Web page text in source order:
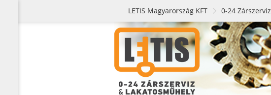
LETIS Magyarország KFT 0-24 Zárszerviz